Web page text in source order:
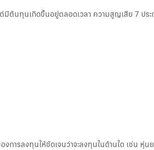
มีต้นทุนเกิดขึ้นอยู่ตลอดเวลา ความสูญเสีย 7 ประ
การลงทุนให้ชัดเจนว่าจะลงทุนในด้านใด เช่น หุ่น